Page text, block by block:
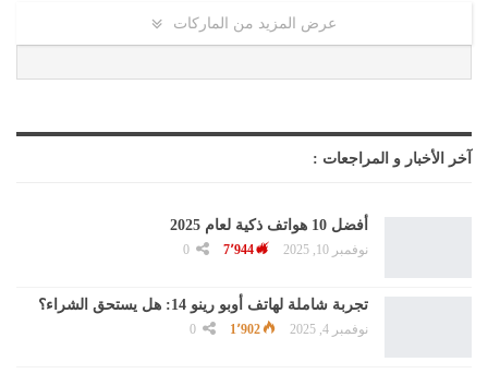
عرض المزيد من الماركات
آخر الأخبار و المراجعات :
أفضل 10 هواتف ذكية لعام 2025
نوفمبر 10, 2025 7٬944
تجربة شاملة لهاتف أوبو رينو 14: هل يستحق الشراء؟
نوفمبر 4, 2025 1٬902